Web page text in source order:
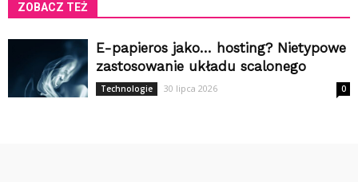
ZOBACZ TEŻ
E-papieros jako… hosting? Nietypowe
zastosowanie układu scalonego
Technologie 30 lipca 2026 0